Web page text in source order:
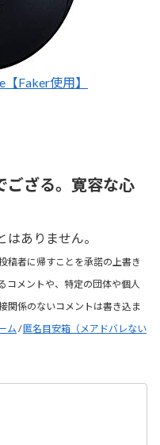
Faker使用】
ござる。寛容な心
ありません。
稿者に帰すことを承諾の上書き
コメントや、特定の団体や個人
関係のないコメントは書き込ま
ム /匿名目安箱（メアドバレない